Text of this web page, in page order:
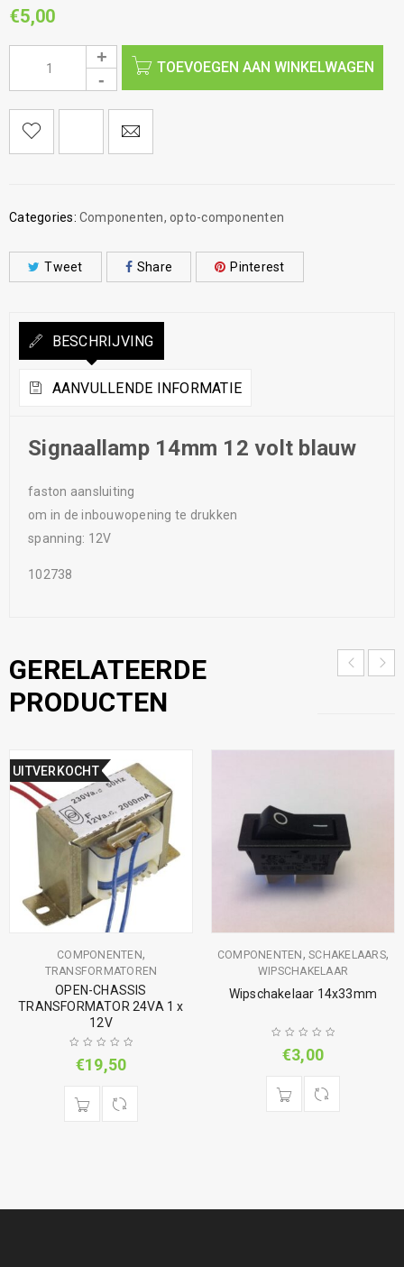
€5,00
TOEVOEGEN AAN WINKELWAGEN
Categories: Componenten, opto-componenten
Tweet Share Pinterest
BESCHRIJVING
AANVULLENDE INFORMATIE
Signaallamp 14mm 12 volt blauw
faston aansluiting
om in de inbouwopening te drukken
spanning: 12V
102738
GERELATEERDE
PRODUCTEN
UITVERKOCHT
COMPONENTEN,
TRANSFORMATOREN
OPEN-CHASSIS
TRANSFORMATOR 24VA 1 x
12V
€19,50
COMPONENTEN ,SCHAKELAARS,
WIPSCHAKELAAR
Wipschakelaar 14x33mm
€3,00